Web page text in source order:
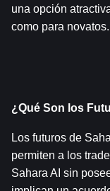
una opción
como para novatos.
¿Qué Son los
Los futuros de
permiten a los
Sahara AI sin